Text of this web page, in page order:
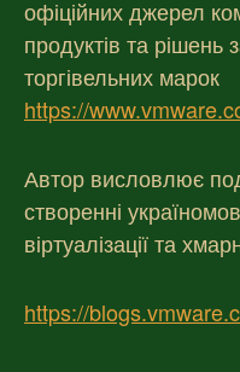
офіційних джерел
продуктів та
торгівельних марок
https://
Автор висловлює
створенні
віртуалізації та
https://